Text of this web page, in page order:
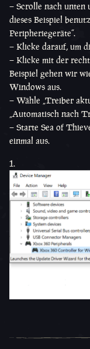
– Scrolle nach unten
dieses Beispiel
Peripheriegeräte“.
– Klicke darauf, um
– Klicke mit der
Beispiel gehen wir
Windows aus.
– Wähle „Treiber
„Automatisch nach
– Starte Sea of
einmal aus.